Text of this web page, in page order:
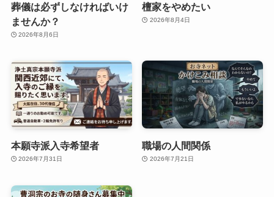
葬儀は必ずしなければいけ
ませんか？
2026年8月6日
檀家をやめたい
2026年8月4日
本願寺派入寺希望者
2026年7月31日
職場の人間関係
2026年7月21日